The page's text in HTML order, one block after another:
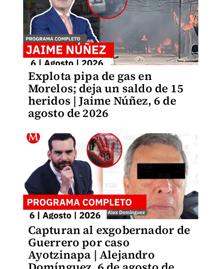
Explota pipa de gas en
Morelos; deja un saldo de 15
heridos | Jaime Núñez, 6 de
agosto de 2026
Capturan al exgobernador de
Guerrero por caso
Ayotzinapa | Alejandro